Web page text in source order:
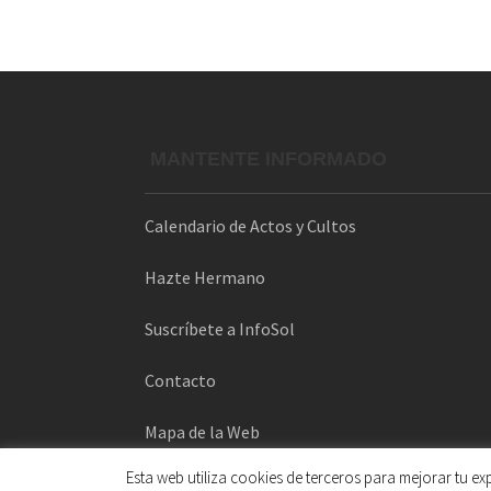
Calendario de Actos y Cultos
Hazte Hermano
Suscríbete a InfoSol
Contacto
Mapa de la Web
Esta web utiliza cookies de terceros para mejorar tu